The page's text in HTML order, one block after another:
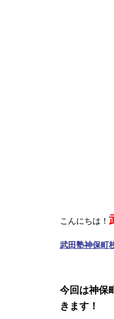
こんにちは！
武田塾神保町
今回は神保
きます！